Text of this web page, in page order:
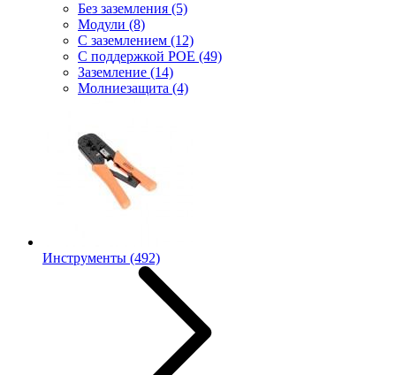
Без заземления (5)
Модули (8)
С заземлением (12)
С поддержкой POE (49)
Заземление (14)
Молниезащита (4)
Инструменты (492)